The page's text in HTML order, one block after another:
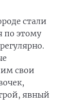
стали
по этому
свои
явный